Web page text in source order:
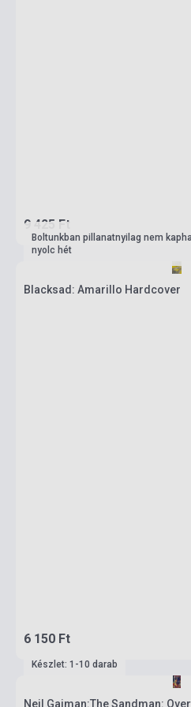
9 425 Ft
Boltunkban pillanatnyilag nem
nyolc hét
Blacksad: Amarillo Hardcover
6 150 Ft
Készlet: 1-10 darab
Neil Gaiman:The Sandman: